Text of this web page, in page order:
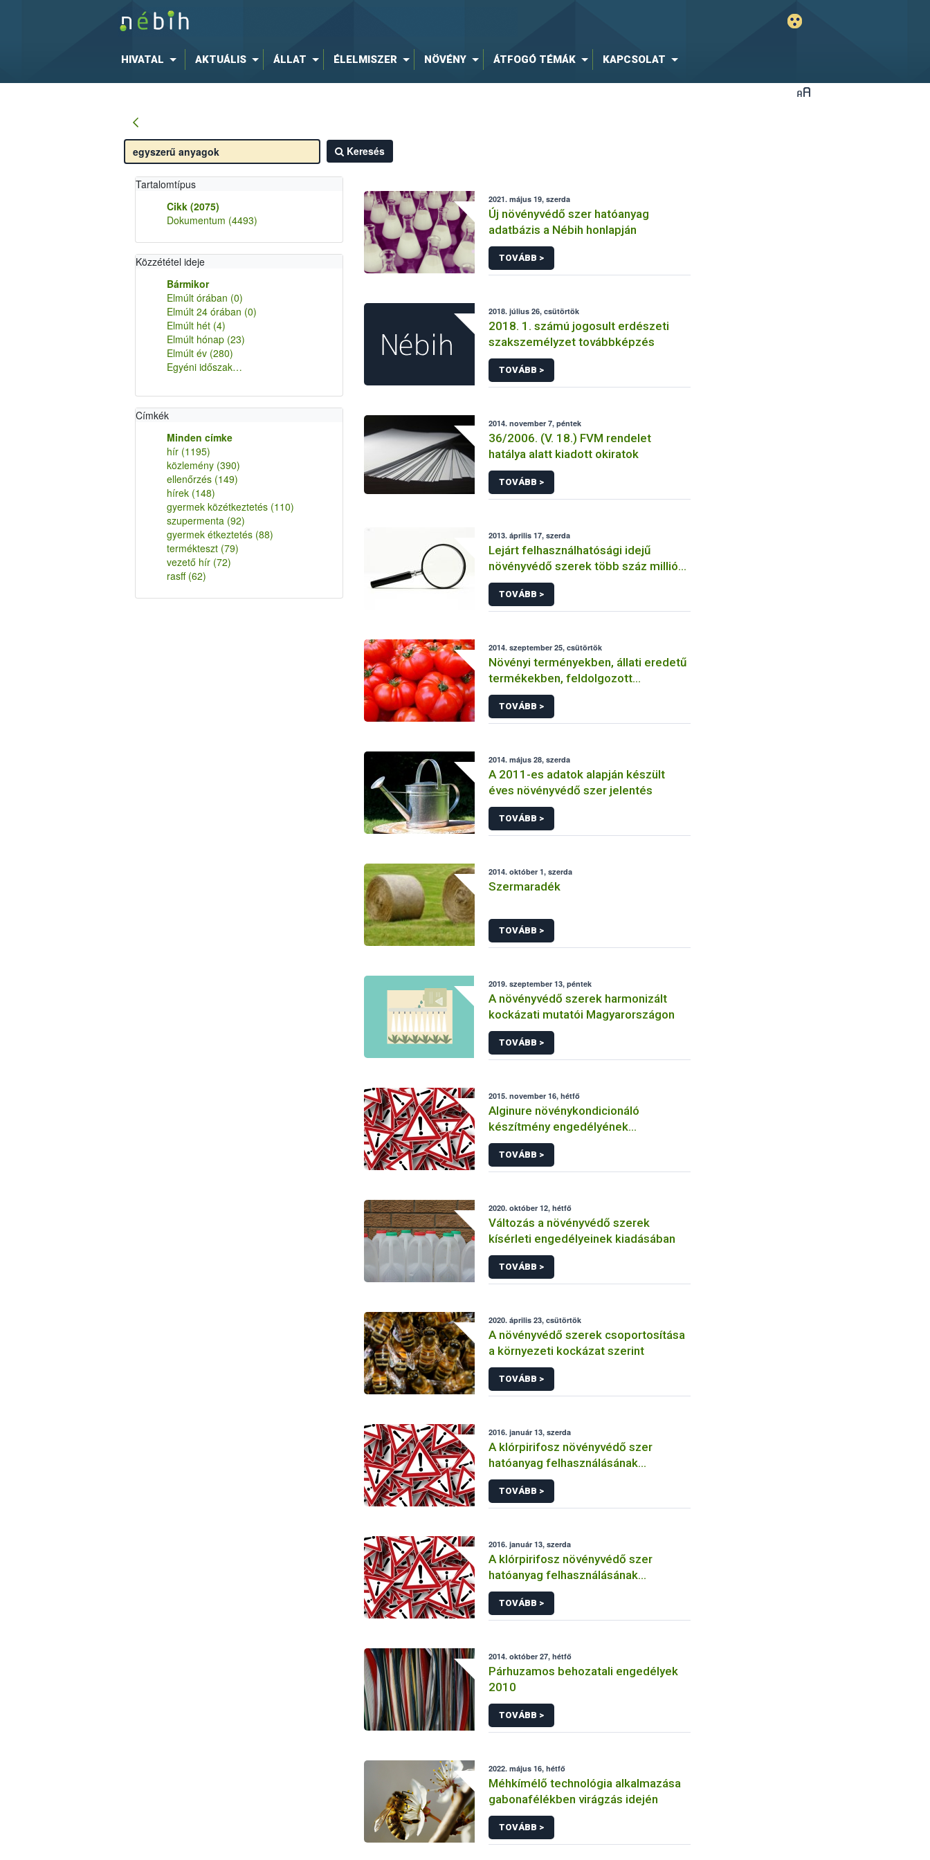
HIVATAL AKTUÁLIS ÁLLAT ÉLELMISZER NÖVÉNY ÁTFOGÓ TÉMÁK KAPCSOLAT
Keresés
Tartalomtípus
Cikk (2075)
Dokumentum (4493)
Közzététel ideje
Bármikor
Elmúlt órában (0)
Elmúlt 24 órában (0)
Elmúlt hét (4)
Elmúlt hónap (23)
Elmúlt év (280)
Egyéni időszak…
Címkék
Minden címke
hír (1195)
közlemény (390)
ellenőrzés (149)
hírek (148)
gyermek közétkeztetés (110)
szupermenta (92)
gyermek étkeztetés (88)
termékteszt (79)
vezető hír (72)
rasff (62)
2021. május 19, szerda
Új növényvédő szer hatóanyag
adatbázis a Nébih honlapján
TOVÁBB >
2018. július 26, csütörtök
2018. 1. számú jogosult erdészeti
szakszemélyzet továbbképzés
TOVÁBB >
2014. november 7, péntek
36/2006. (V. 18.) FVM rendelet
hatálya alatt kiadott okiratok
TOVÁBB >
2013. április 17, szerda
Lejárt felhasználhatósági idejű
növényvédő szerek több száz milliós
forgalmát derítette fel a NÉBIH
TOVÁBB >
2014. szeptember 25, csütörtök
Növényi terményekben, állati eredetű
termékekben, feldolgozott
élelmiszerekben
TOVÁBB >
2014. május 28, szerda
A 2011-es adatok alapján készült
éves növényvédő szer jelentés
TOVÁBB >
2014. október 1, szerda
Szermaradék
TOVÁBB >
2019. szeptember 13, péntek
A növényvédő szerek harmonizált
kockázati mutatói Magyarországon
TOVÁBB >
2015. november 16, hétfő
Alginure növénykondicionáló
készítmény engedélyének
felfüggesztése
TOVÁBB >
2020. október 12, hétfő
Változás a növényvédő szerek
kísérleti engedélyeinek kiadásában
TOVÁBB >
2020. április 23, csütörtök
A növényvédő szerek csoportosítása
a környezeti kockázat szerint
TOVÁBB >
2016. január 13, szerda
A klórpirifosz növényvédő szer
hatóanyag felhasználásának
korlátozása
TOVÁBB >
2016. január 13, szerda
A klórpirifosz növényvédő szer
hatóanyag felhasználásának
korlátozása
TOVÁBB >
2014. október 27, hétfő
Párhuzamos behozatali engedélyek
2010
TOVÁBB >
2022. május 16, hétfő
Méhkímélő technológia alkalmazása
gabonafélékben virágzás idején
TOVÁBB >